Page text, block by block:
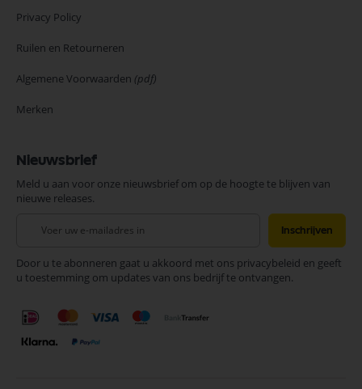
Privacy Policy
Ruilen en Retourneren
Algemene Voorwaarden (pdf)
Merken
Nieuwsbrief
Meld u aan voor onze nieuwsbrief om op de hoogte te blijven van
nieuwe releases.
onze
nieuwsbrief
Inschrijven
Door u te abonneren gaat u akkoord met ons privacybeleid en geeft
u toestemming om updates van ons bedrijf te ontvangen.